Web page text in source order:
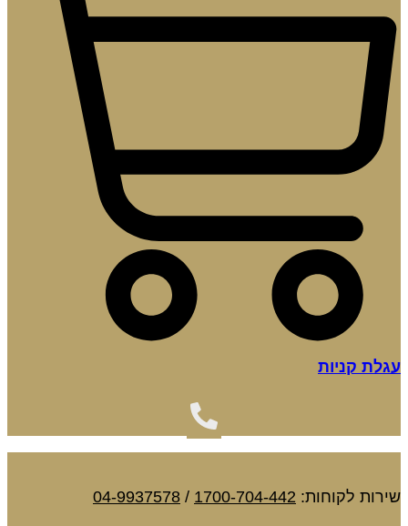
עגלת קניות
שירות לקוחות: 1700-704-442
/
04-9937578